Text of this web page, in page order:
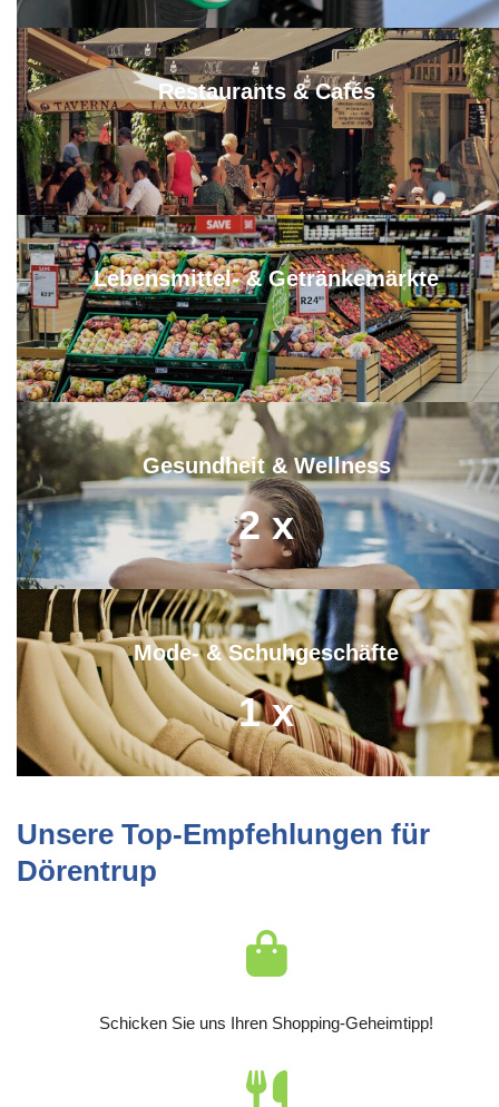
Restaurants & Cafés
2 x
Lebensmittel- & Getränkemärkte
2 x
Gesundheit & Wellness
2 x
Mode- & Schuhgeschäfte
1 x
Unsere Top-Empfehlungen für
Dörentrup
Schicken Sie uns Ihren Shopping-Geheimtipp!